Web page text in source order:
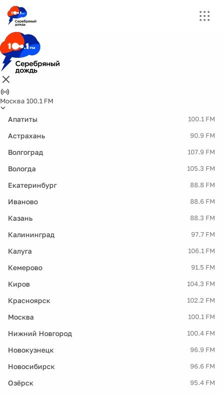
Москва 100.1 FM
Апатиты 100.1 FM
Астрахань 90.9 FM
Волгоград 107.9 FM
Вологда 105.3 FM
Екатеринбург 88.8 FM
Иваново 88.6 FM
Казань 88.3 FM
Калининград 97.7 FM
Калуга 106.1 FM
Кемерово 91.5 FM
Киров 104.3 FM
Красноярск 102.2 FM
Москва 100.1 FM
Нижний Новгород 100.4 FM
Новокузнецк 96.9 FM
Новосибирск 96.6 FM
Озёрск 95.4 FM